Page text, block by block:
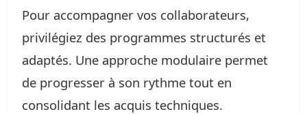
Pour accompagner vos collaborateurs,
privilégiez des programmes structurés et
adaptés. Une approche modulaire permet
de progresser à son rythme tout en
consolidant les acquis techniques.